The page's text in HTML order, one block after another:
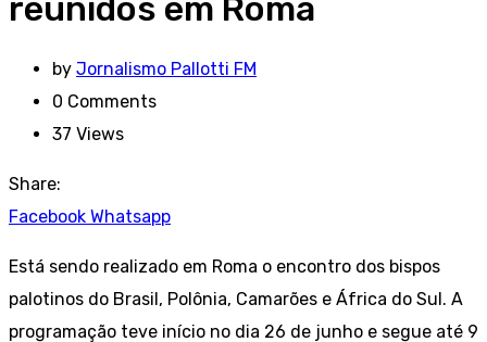
reunidos em Roma
by Jornalismo Pallotti FM
0 Comments
37 Views
Share:
Facebook Whatsapp
Está sendo realizado em Roma o encontro dos bispos
palotinos do Brasil, Polônia, Camarões e África do Sul. A
programação teve início no dia 26 de junho e segue até 9